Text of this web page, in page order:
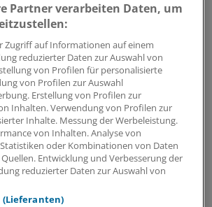
Whale Challenge". Es handele sich
zum Suizid über den
WhatsApp. Fremde nutzen diese
anzusprechen und ihnen
– die finale Aufgabe ist die
Kinder- und Jugendlichen-
der KVB hätten von derlei
auch bei eigenen Patienten,
habe auch die Politik darüber
wie viele Suizide durch das
Partner verarbeiten Daten, um
Zugriff auf Informationen auf einem
reduzierter Daten zur Auswahl von
von Profilen für personalisierte
von Profilen zur Auswahl
Erstellung von Profilen zur
Inhalten. Verwendung von Profilen zur
Inhalte. Messung der Werbeleistung.
von Inhalten. Analyse von
oder Kombinationen von Daten
Entwicklung und Verbesserung der
reduzierter Daten zur Auswahl von
(Lieferanten)